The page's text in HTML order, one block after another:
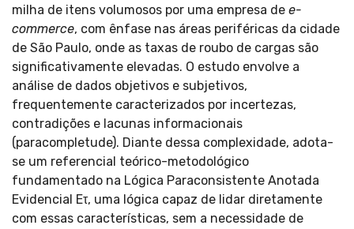
milha de itens volumosos por uma empresa de e-
commerce, com ênfase nas áreas periféricas da cidade
de São Paulo, onde as taxas de roubo de cargas são
significativamente elevadas. O estudo envolve a
análise de dados objetivos e subjetivos,
frequentemente caracterizados por incertezas,
contradições e lacunas informacionais
(paracompletude). Diante dessa complexidade, adota-
se um referencial teórico-metodológico
fundamentado na Lógica Paraconsistente Anotada
Evidencial Eτ, uma lógica capaz de lidar diretamente
com essas características, sem a necessidade de